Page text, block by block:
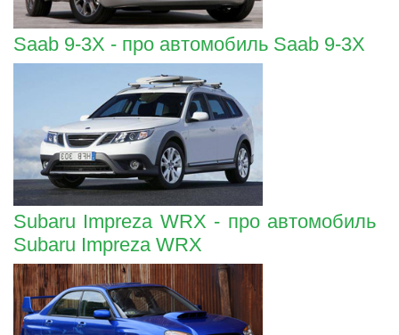
Saab 9-3X - про автомобиль Saab 9-3X
Subaru Impreza WRX - про автомобиль
Subaru Impreza WRX